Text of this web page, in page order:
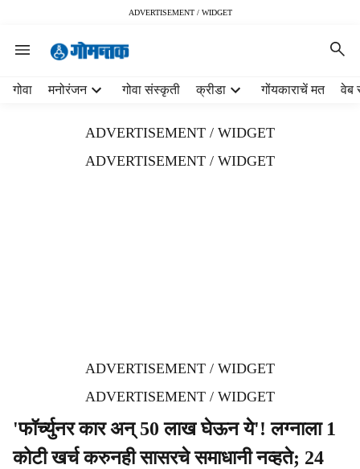
ADVERTISEMENT / WIDGET
गोवा मनोरंजन गोवा संस्कृती क्रीडा गोंयकाराचें मत वेब
ADVERTISEMENT / WIDGET
ADVERTISEMENT / WIDGET
ADVERTISEMENT / WIDGET
ADVERTISEMENT / WIDGET
'फॉर्च्युनर कार अन् 50 लाख घेऊन ये'! लग्नाला 1
कोटी खर्च करुनही सासरचे समाधानी नव्हते; 24